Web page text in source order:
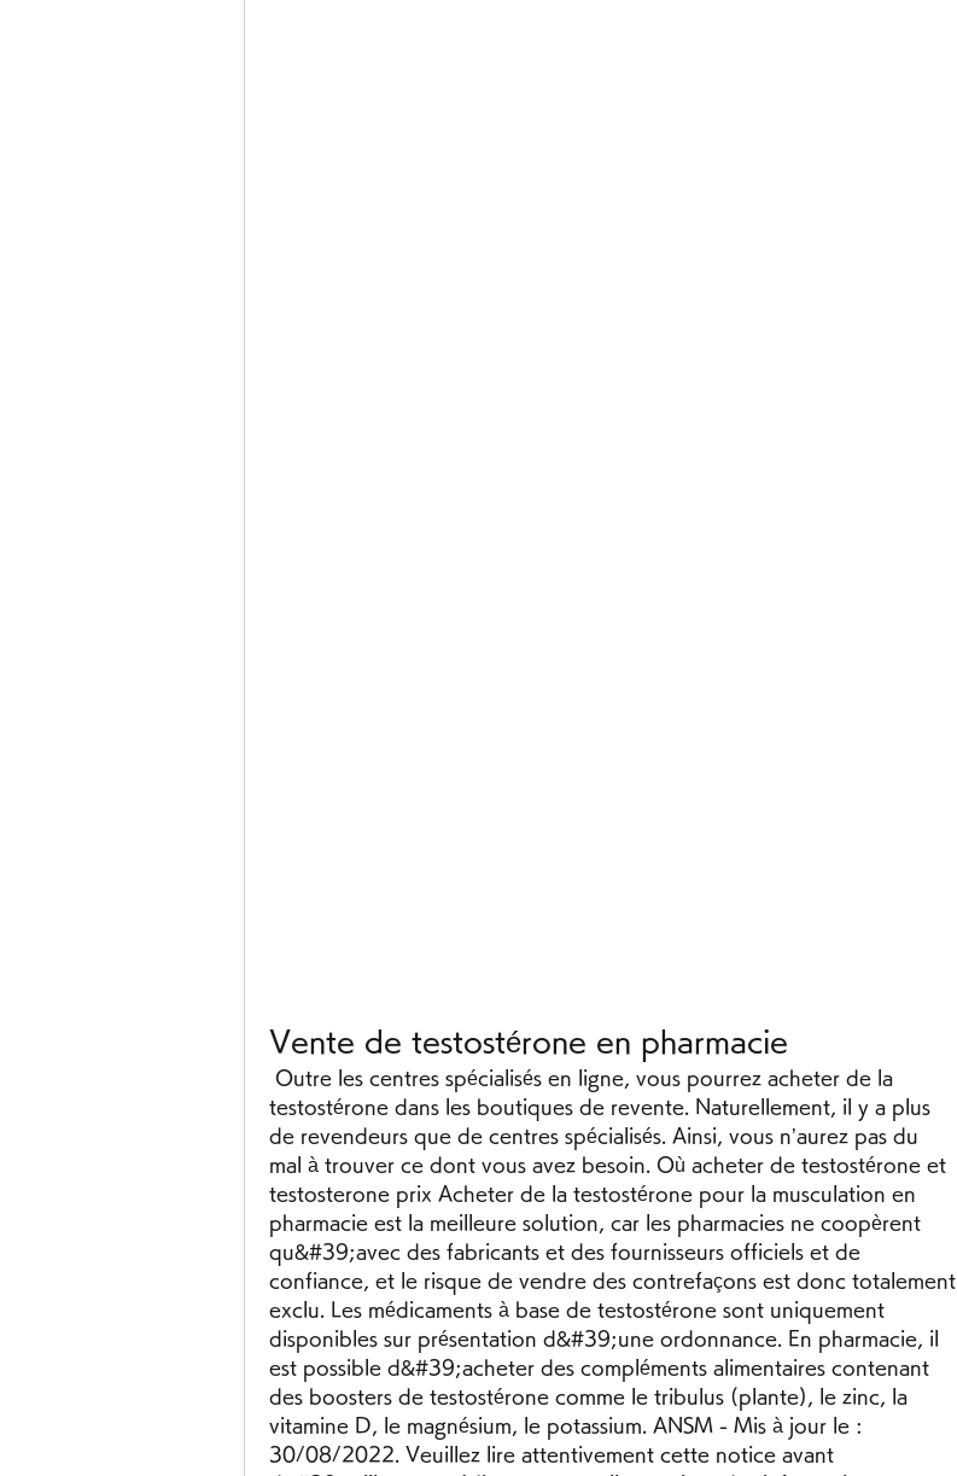
Vente de testostérone en pharmacie
testostérone dans les boutiques de revente. Naturellement, il y a plus
de revendeurs que de centres spécialisés. Ainsi, vous n’aurez pas du
mal à trouver ce dont vous avez besoin. Où acheter de testostérone et
testosterone prix Acheter de la testostérone pour la musculation en
pharmacie est la meilleure solution, car les pharmacies ne coopèrent
qu&#39;avec des fabricants et des fournisseurs officiels et de
confiance, et le risque de vendre des contrefaçons est donc totalement
exclu. Les médicaments à base de testostérone sont uniquement
disponibles sur présentation d&#39;une ordonnance. En pharmacie, il
est possible d&#39;acheter des compléments alimentaires contenant
des boosters de testostérone comme le tribulus (plante), le zinc, la
vitamine D, le magnésium, le potassium. ANSM - Mis à jour le :
30/08/2022. Veuillez lire attentivement cette notice avant